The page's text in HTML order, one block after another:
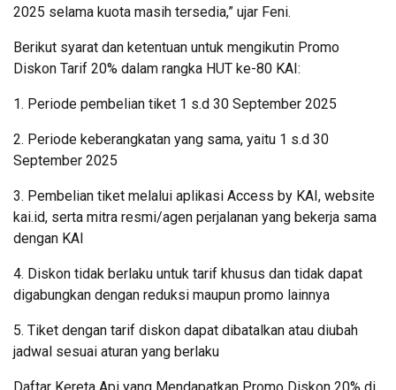
2025 selama kuota masih tersedia,” ujar Feni.
Berikut syarat dan ketentuan untuk mengikutin Promo
Diskon Tarif 20% dalam rangka HUT ke-80 KAI:
1. Periode pembelian tiket 1 s.d 30 September 2025
2. Periode keberangkatan yang sama, yaitu 1 s.d 30
September 2025
3. Pembelian tiket melalui aplikasi Access by KAI, website
kai.id, serta mitra resmi/agen perjalanan yang bekerja sama
dengan KAI
4. Diskon tidak berlaku untuk tarif khusus dan tidak dapat
digabungkan dengan reduksi maupun promo lainnya
5. Tiket dengan tarif diskon dapat dibatalkan atau diubah
jadwal sesuai aturan yang berlaku